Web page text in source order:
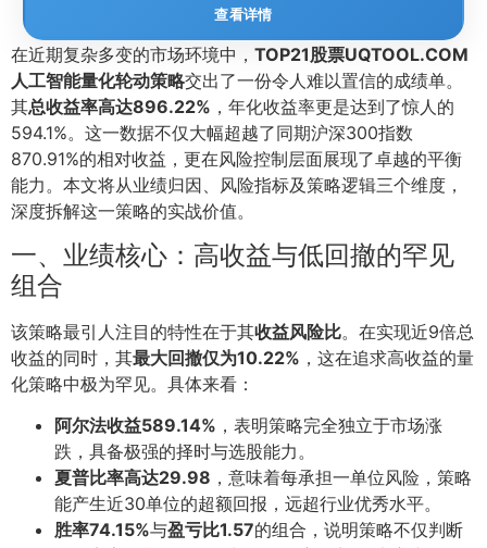
查看详情
在近期复杂多变的市场环境中， TOP21股票UQTOOL.COM
人工智能量化轮动策略交出了一份令人难以置信的成绩单。
其总收益率高达896.22% ，年化收益率更是达到了惊人的
594.1%。这一数据不仅大幅超越了同期沪深300指数
870.91%的相对收益，更在风险控制层面展现了卓越的平衡
能力。本文将从业绩归因、风险指标及策略逻辑三个维度，
深度拆解这一策略的实战价值。
一、业绩核心：高收益与低回撤的罕见
组合
该策略最引人注目的特性在于其收益风险比。在实现近9倍总
收益的同时，其最大回撤仅为10.22% ，这在追求高收益的量
化策略中极为罕见。具体来看：
阿尔法收益589.14% ，表明策略完全独立于市场涨
跌，具备极强的择时与选股能力。
夏普比率高达29.98 ，意味着每承担一单位风险，策略
能产生近30单位的超额回报，远超行业优秀水平。
胜率74.15%与盈亏比1.57的组合，说明策略不仅判断